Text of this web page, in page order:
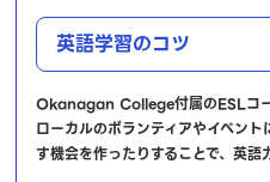
英語学習のコツ
Okanagan College付属のESLコー
ローカルのボランティアやイベン
す機会を作ったりすることで、英語